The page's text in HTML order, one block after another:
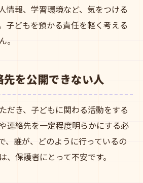
情報、学習環境など、気をつける
子どもを預かる責任を軽く考える
。
を公開できない人
だき、子どもに関わる活動をする
連絡先を一定程度明らかにする必
、誰が、どのように行っているの
、保護者にとって不安です。